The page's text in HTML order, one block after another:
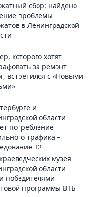
сбор: найдено
проблемы
в Ленинградской
которого хотят
за ремонт
встретился с «Новыми
и
области
потребление
трафика –
T2
музея
области
победителями
программы ВТБ